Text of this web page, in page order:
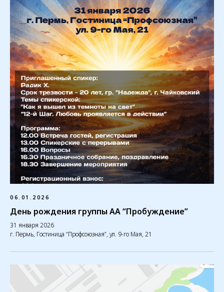
06.01.2026
День рождения группы АА “Пробуждение”
31 января 2026
г. Пермь, Гостиница “Профсоюзная”, ул. 9-го Мая, 21